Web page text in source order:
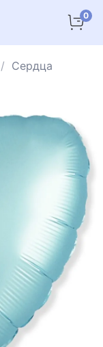
0
Сердца